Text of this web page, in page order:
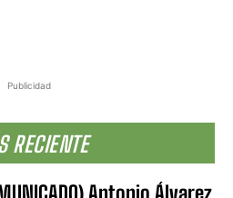
Publicidad
RECIENTE
Antonio Álvarez